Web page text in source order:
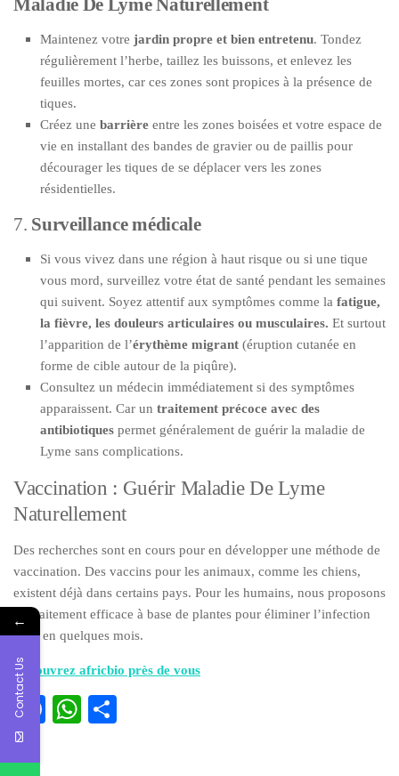
Maladie De Lyme Naturellement
Maintenez votre jardin propre et bien entretenu. Tondez
régulièrement l’herbe, taillez les buissons, et enlevez les
feuilles mortes, car ces zones sont propices à la présence de
tiques.
Créez une barrière entre les zones boisées et votre espace de
vie en installant des bandes de gravier ou de paillis pour
décourager les tiques de se déplacer vers les zones
résidentielles.
7. Surveillance médicale
Si vous vivez dans une région à haut risque ou si une tique
vous mord, surveillez votre état de santé pendant les semaines
qui suivent. Soyez attentif aux symptômes comme la fatigue,
la fièvre, les douleurs articulaires ou musculaires. Et surtout
l’apparition de l’érythème migrant (éruption cutanée en
forme de cible autour de la piqûre).
Consultez un médecin immédiatement si des symptômes
apparaissent. Car un traitement précoce avec des
antibiotiques permet généralement de guérir la maladie de
Lyme sans complications.
Vaccination : Guérir Maladie De Lyme
Naturellement
Des recherches sont en cours pour en développer une méthode de
vaccination. Des vaccins pour les animaux, comme les chiens,
existent déjà dans certains pays. Pour les humains, nous proposons
un traitement efficace à base de plantes pour éliminer l’infection
juste en quelques mois.
Découvrez africbio près de vous
Facebook
WhatsApp
←
Contact Us